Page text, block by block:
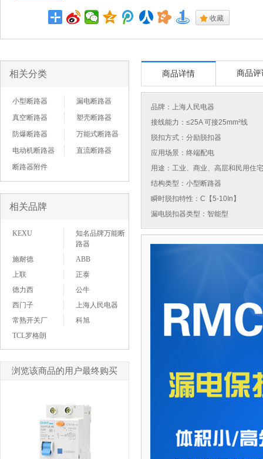
. 收藏
相关分类
小型断路器
漏电断路器
真空断路器
塑壳断路器
防爆断路器
万能式断路器
电动机断路器
直流断路器
断路器附件
相关品牌
KEXU
知名品牌万能断
路器
施耐德
ABB
上联
正泰
德力西
公牛
西门子
上海人民电器
常熟开关厂
科旭
TCL罗格朗
浏览该商品的用户最终购买
商品详情 商品评
品牌： 上海人民电器
接线能力：≤25A 可接25mm²线
脱扣方式：分励脱扣器
应用场景：终端配电
用途：工业、商业、高层和民用住
结构类型：小型断路器
瞬时脱扣特性：C【5-10In】
漏电脱扣器类型：智能型